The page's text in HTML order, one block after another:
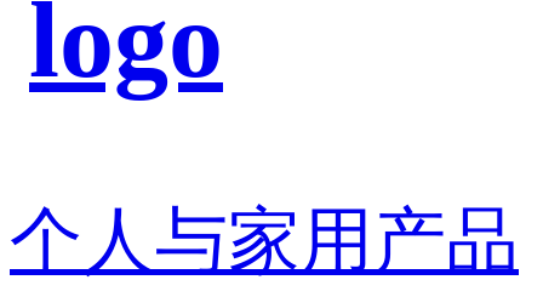
个人与家用产品